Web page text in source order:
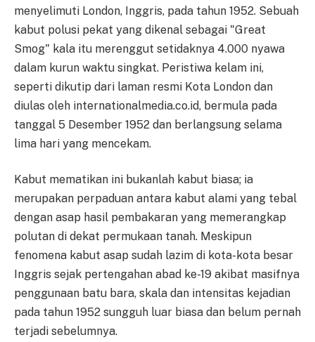
menyelimuti London, Inggris, pada tahun 1952. Sebuah
kabut polusi pekat yang dikenal sebagai "Great
Smog" kala itu merenggut setidaknya 4.000 nyawa
dalam kurun waktu singkat. Peristiwa kelam ini,
seperti dikutip dari laman resmi Kota London dan
diulas oleh internationalmedia.co.id, bermula pada
tanggal 5 Desember 1952 dan berlangsung selama
lima hari yang mencekam.
Kabut mematikan ini bukanlah kabut biasa; ia
merupakan perpaduan antara kabut alami yang tebal
dengan asap hasil pembakaran yang memerangkap
polutan di dekat permukaan tanah. Meskipun
fenomena kabut asap sudah lazim di kota-kota besar
Inggris sejak pertengahan abad ke-19 akibat masifnya
penggunaan batu bara, skala dan intensitas kejadian
pada tahun 1952 sungguh luar biasa dan belum pernah
terjadi sebelumnya.